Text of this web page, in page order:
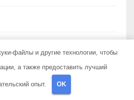
файлы и другие технологии, чтобы
а также предоставить лучший
опыт. OK